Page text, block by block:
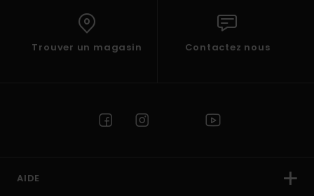
Trouver un magasin Contactez nous
AIDE